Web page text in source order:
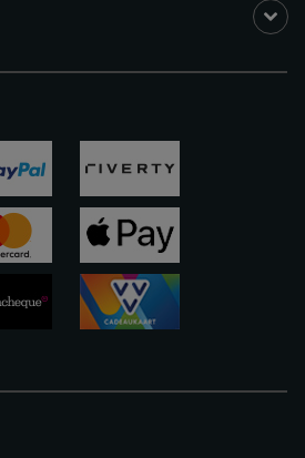
riverty
apple-
pay